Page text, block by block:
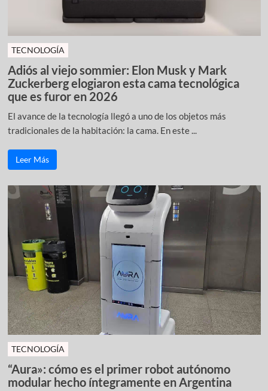
TECNOLOGÍA
Adiós al viejo sommier: Elon Musk y Mark
Zuckerberg elogiaron esta cama tecnológica
que es furor en 2026
El avance de la tecnología llegó a uno de los objetos más
tradicionales de la habitación: la cama. En este ...
Leer Más
TECNOLOGÍA
“Aura»: cómo es el primer robot autónomo
modular hecho íntegramente en Argentina